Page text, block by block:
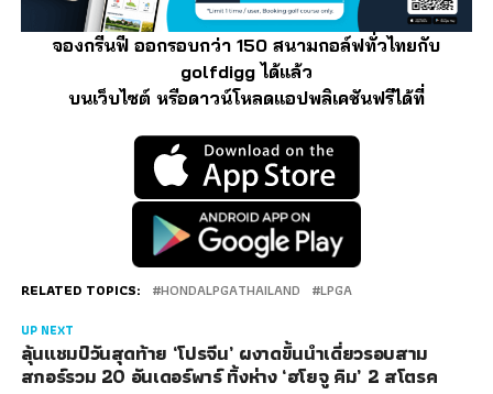
จองกรีนฟี ออกรอบกว่า 150 สนามกอล์ฟทั่วไทยกับ
golfdigg ได้แล้ว
บนเว็บไซต์ หรือดาวน์โหลดแอปพลิเคชันฟรีได้ที่
RELATED TOPICS: HONDALPGATHAILAND LPGA
UP NEXT
ลุ้นแชมป์วันสุดท้าย ‘โปรจีน’ ผงาดขึ้นนำเดี่ยวรอบสาม
สกอร์รวม 20 อันเดอร์พาร์ ทิ้งห่าง ‘ฮโยจู คิม’ 2 สโตรค